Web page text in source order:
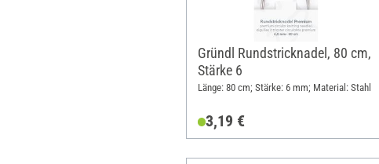
Gründl Rundstricknadel, 80 cm,
Stärke 6
Länge: 80 cm; Stärke: 6 mm; Material: Stahl
3,19 €